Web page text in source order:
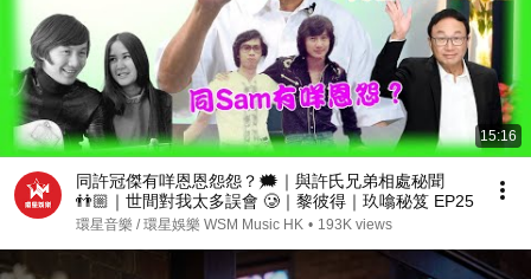
15:16
同許冠傑有咩恩恩怨怨？🗯️｜與許氏兄弟相處秘聞
👬🏼｜世間對我太多誤會 🥲｜黎彼得｜玖噏秘笈 EP25
環星音樂 / 環星娛樂 WSM Music HK • 193K views